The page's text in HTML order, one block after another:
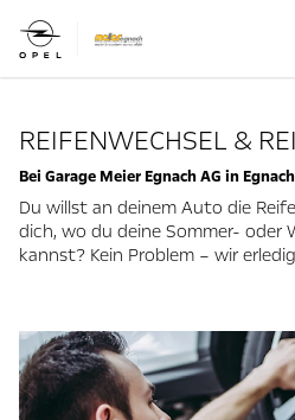
REIFENWECHSEL &
Bei Garage Meier Egnach AG in
Du willst an deinem Auto die
dich, wo du deine Sommer- oder
kannst? Kein Problem – wir